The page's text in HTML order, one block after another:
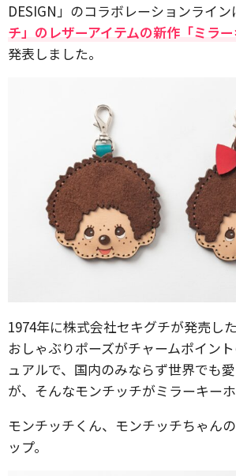
DESIGN」のコラボレーションライン
チ」のレザーアイテムの新作「ミラー
発表しました。
1974年に株式会社セキグチが発売し
おしゃぶりポーズがチャームポイン
ュアルで、国内のみならず世界でも
が、そんなモンチッチがミラーキーホ
モンチッチくん、モンチッチちゃん
ップ。